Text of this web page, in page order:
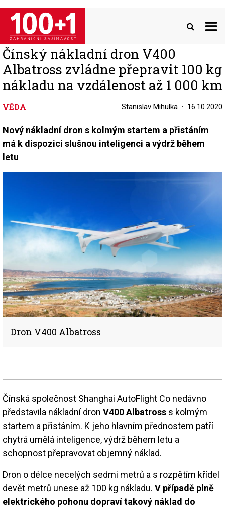
Přejít
hlavnímu
obsahu
Čínský nákladní dron V400
Albatross zvládne přepravit 100 kg
nákladu na vzdálenost až 1 000 km
VĚDA Stanislav Mihulka 16.10.2020
Nový nákladní dron s kolmým startem a přistáním
má k dispozici slušnou inteligenci a výdrž během
letu
Dron V400 Albatross
Čínská společnost Shanghai AutoFlight Co nedávno
představila nákladní dron V400 Albatross s kolmým
startem a přistáním. K jeho hlavním přednostem patří
chytrá umělá inteligence, výdrž během letu a
schopnost přepravovat objemný náklad.
Dron o délce necelých sedmi metrů a s rozpětím křídel
devět metrů unese až 100 kg nákladu. V případě plně
elektrického pohonu dopraví takový náklad do